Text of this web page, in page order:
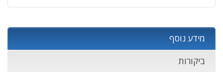
מידע נוסף
ביקורות